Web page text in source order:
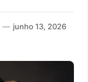
— junho 13, 2026